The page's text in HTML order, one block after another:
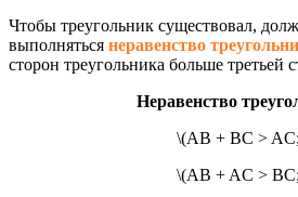
Чтобы треугольник существовал,
выполняться неравенство
сторон треугольника больше третьей
Неравенство
\(AB + BC >
\(AB + AC >